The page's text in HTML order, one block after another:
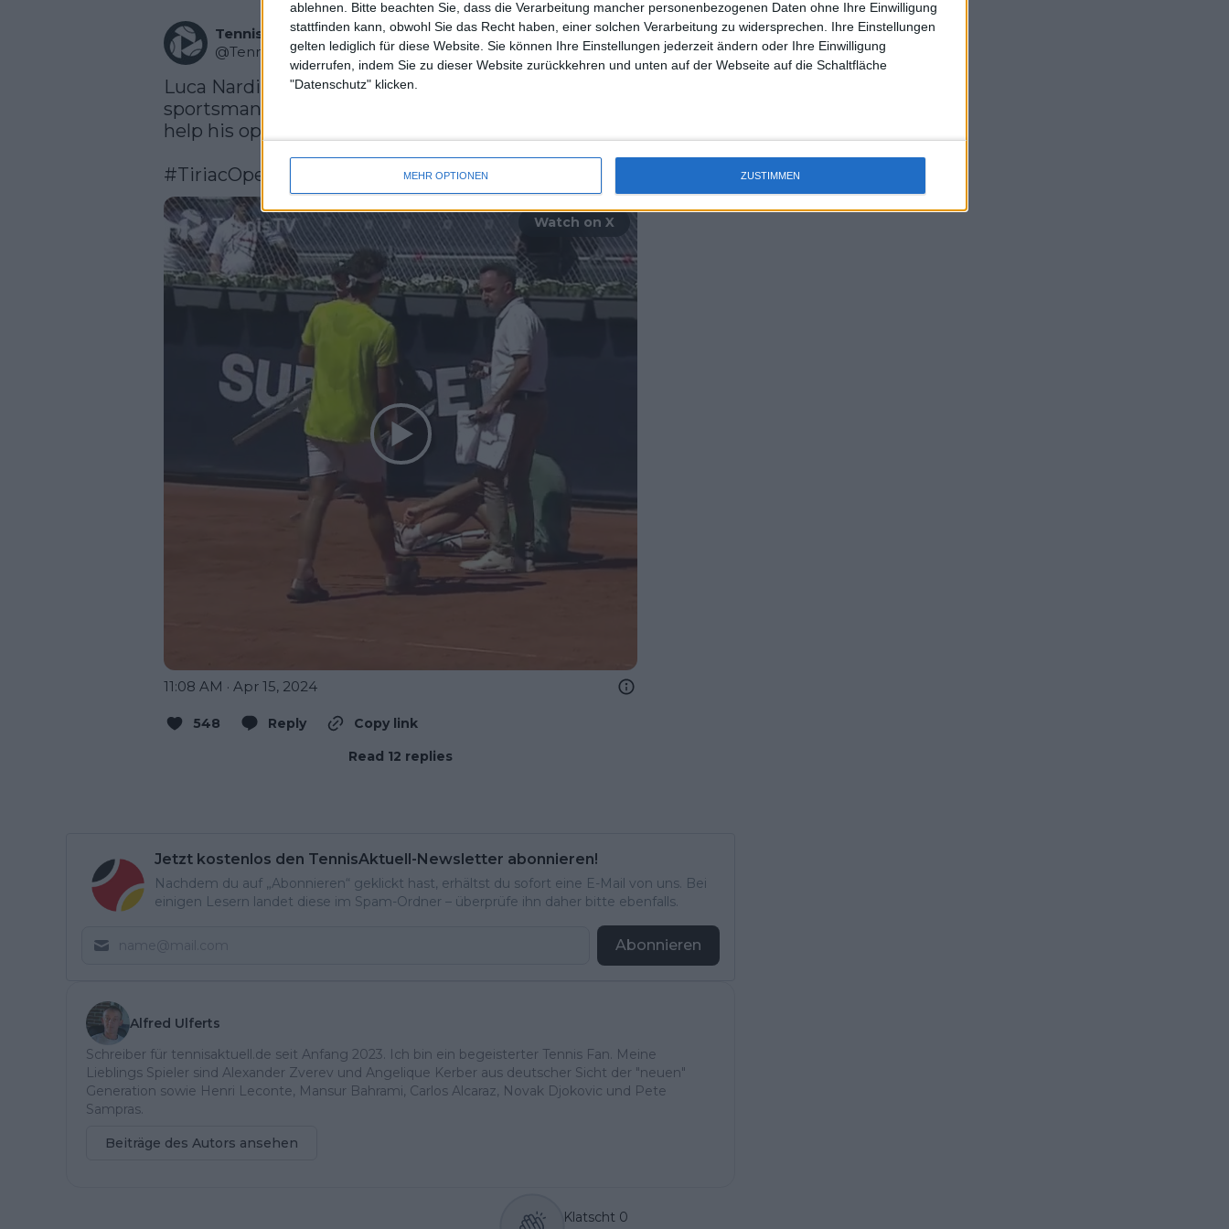
ablehnen. Bitte beachten Sie, dass die Verarbeitung mancher personenbezogenen Daten ohne Ihre Einwilligung
stattfinden kann, obwohl Sie das Recht haben, einer solchen Verarbeitung zu widersprechen. Ihre Einstellungen
gelten lediglich für diese Website. Sie können Ihre Einstellungen jederzeit ändern oder Ihre Einwilligung
widerrufen, indem Sie zu dieser Website zurückkehren und unten auf der Webseite auf die Schaltfläche
"Datenschutz" klicken.
MEHR OPTIONEN ZUSTIMMEN
Tennis TV
@TennisTV · Follow
Luca Nardi takes a nasty fall, but great
sportsmanship on display from
help his opponent! 👏
#TiriacOpen
Watch on X
11:08 AM · Apr 15, 2024
548 Reply
Copy link
Read 12 replies
Jetzt kostenlos den TennisAktuell-Newsletter abonnieren!
Nachdem du auf „Abonnieren“ geklickt hast, erhältst du sofort eine E-Mail von uns. Bei
einigen Lesern landet diese im Spam-Ordner – überprüfe ihn daher bitte ebenfalls.
Abonnieren
Alfred Ulferts
Schreiber für tennisaktuell.de seit Anfang 2023. Ich bin ein begeisterter Tennis Fan. Meine
Lieblings Spieler sind Alexander Zverev und Angelique Kerber aus deutscher Sicht der "neuen"
Generation sowie Henri Leconte, Mansur Bahrami, Carlos Alcaraz, Novak Djokovic und Pete
Sampras.
Beiträge des Autors ansehen
Klatscht 0
uss J-L-Struff wahrscheinlich morge 3 Spiele absolvieren (2.
mal Einzel 1x Doppel) dank der hervorragenden Unterstützung
des Kommentators für F-A-A